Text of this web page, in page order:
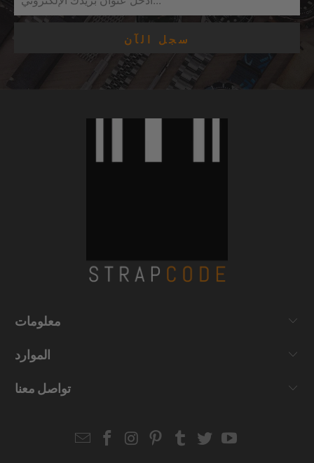
معلومات
الموارد
تواصل معنا
EmailStrapcode
Strapcode
Strapcode
Strapcode
Strapcode